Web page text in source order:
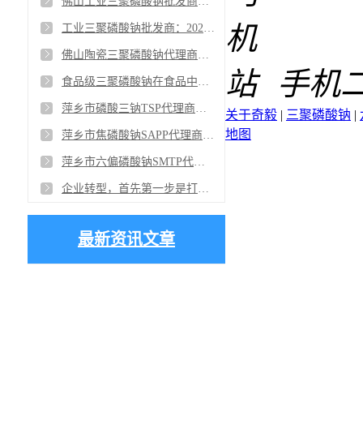
工业三聚磷酸钠批发商：2020年化工行业增加值同比增长3.4%，增速同比回落1.4个百分点
佛山陶瓷三聚磷酸钠代理商认为在新的市场环境中，陶瓷企业必须同时面对不同品类之间和同一品类之间两个维度的市场竞争
食品级三聚磷酸钠在食品中改良剂中的使用也在向复配方向发展，但是不同的食品需要起到的作用不一样
萍乡市磷酸三钠TSP代理商：磷酸三钠的优点就是能使织物毛细管效应提高
萍乡市焦磷酸钠SAPP代理商：焦磷酸钠在电镀工业用于配制电镀液，能与铁形成络合物
萍乡市六偏磷酸钠SMTP代理商分享“岩板热的背后有几大因素的推动”
企业转型，首先第一步是打造一个消费者品牌，萍乡市三聚磷酸钠STPP代理商是如何看待的？
最新资讯文章
手机
关于奇毅 | 三聚磷酸钠 |
地图